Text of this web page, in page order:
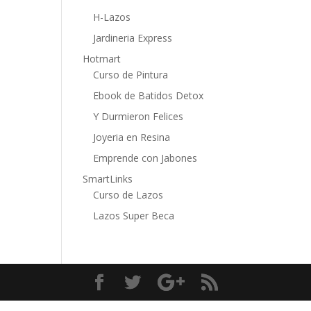
H-Lazos
Jardineria Express
Hotmart
Curso de Pintura
Ebook de Batidos Detox
Y Durmieron Felices
Joyeria en Resina
Emprende con Jabones
SmartLinks
Curso de Lazos
Lazos Super Beca